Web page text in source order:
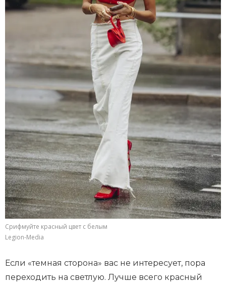
Срифмуйте красный цвет с белым
Legion-Media
Если «темная сторона» вас не интересует, пора
переходить на светлую. Лучше всего красный